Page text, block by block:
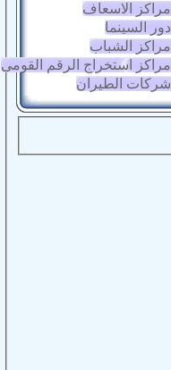
مراكز الاسعاف
دور السينما
مراكز الشباب
مراكز استخراج الرقم القومى
شركات الطيران